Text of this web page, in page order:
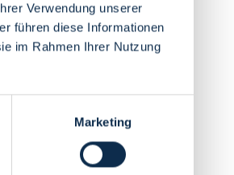
Verwendung unserer
führen diese Informationen
im Rahmen Ihrer Nutzung
Marketing